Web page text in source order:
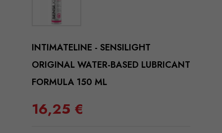
INTIMATELINE - SENSILIGHT
ORIGINAL WATER-BASED LUBRICANT
FORMULA 150 ML
16,25 €